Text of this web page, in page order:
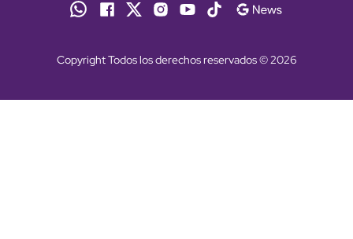
Copyright Todos los derechos reservados © 2026